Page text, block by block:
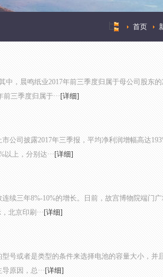
首页
中，晨鸣纸业2017年前三季度归属于母公司股东
三季度归属于···[详细]
公司披露2017年三季报，平均净利润增幅高达
上，分别达···[详细]
续三年8%-10%的增长。日前，故宫博物院端门
北京印刷···[详细]
号或者是类型的条件来选择电池的容量大小，并
原因，总···[详细]